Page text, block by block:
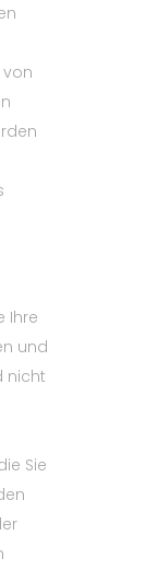
von
Ihre
und
nicht
Sie